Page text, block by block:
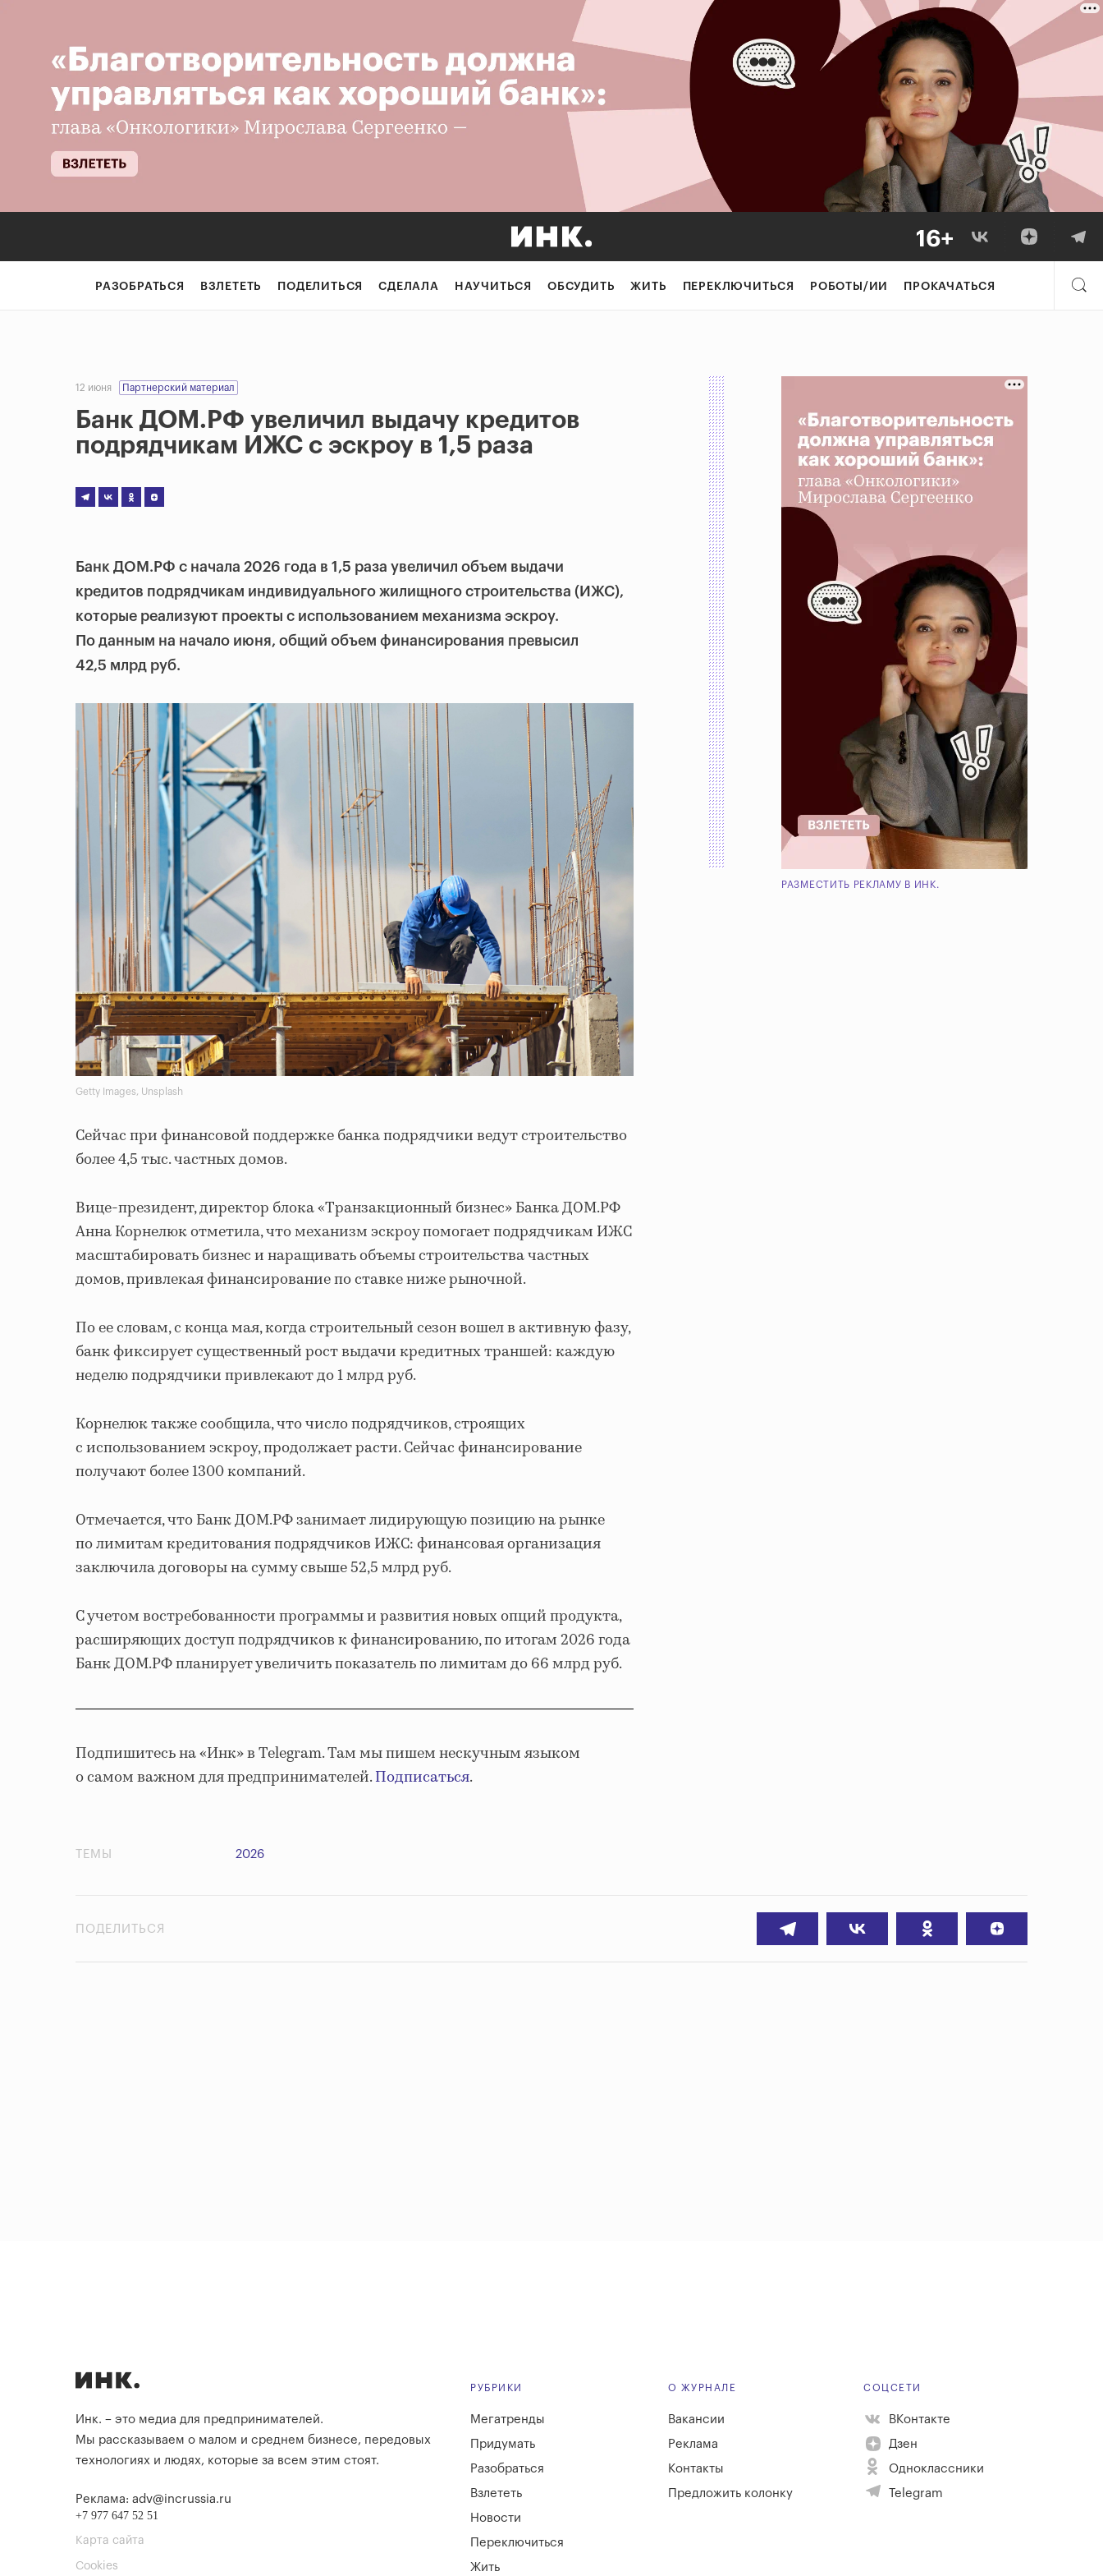
РАЗОБРАТЬСЯ ВЗЛЕТЕТЬ ПОДЕЛИТЬСЯ СДЕЛАЛА НАУЧИТЬСЯ ОБСУДИТЬ ЖИТЬ ПЕРЕКЛЮЧИТЬСЯ РОБОТЫ/ИИ ПРОКАЧАТЬСЯ
12 июня Партнерский материал
Банк ДОМ.РФ увеличил выдачу кредитов
подрядчикам ИЖС с эскроу в 1,5 раза
Банк ДОМ.РФ с начала 2026 года в 1,5 раза увеличил объем выдачи
кредитов подрядчикам индивидуального жилищного строительства (ИЖС),
которые реализуют проекты с использованием механизма эскроу.
По данным на начало июня, общий объем финансирования превысил
42,5 млрд руб.
Getty Images, Unsplash
Сейчас при финансовой поддержке банка подрядчики ведут строительство
более 4,5 тыс. частных домов.
Вице-президент, директор блока «Транзакционный бизнес» Банка ДОМ.РФ
Анна Корнелюк отметила, что механизм эскроу помогает подрядчикам ИЖС
масштабировать бизнес и наращивать объемы строительства частных
домов, привлекая финансирование по ставке ниже рыночной.
По ее словам, с конца мая, когда строительный сезон вошел в активную фазу,
банк фиксирует существенный рост выдачи кредитных траншей: каждую
неделю подрядчики привлекают до 1 млрд руб.
Корнелюк также сообщила, что число подрядчиков, строящих
с использованием эскроу, продолжает расти. Сейчас финансирование
получают более 1300 компаний.
Отмечается, что Банк ДОМ.РФ занимает лидирующую позицию на рынке
по лимитам кредитования подрядчиков ИЖС: финансовая организация
заключила договоры на сумму свыше 52,5 млрд руб.
С учетом востребованности программы и развития новых опций продукта,
расширяющих доступ подрядчиков к финансированию, по итогам 2026 года
Банк ДОМ.РФ планирует увеличить показатель по лимитам до 66 млрд руб.
Подпишитесь на «Инк» в Telegram. Там мы пишем нескучным языком
о самом важном для предпринимателей.Подписаться.
РАЗМЕСТИТЬ РЕКЛАМУ В ИНК.
ТЕМЫ 2026
ПОДЕЛИТЬСЯ
Инк. – это медиа для предпринимателей.
Мы рассказываем о малом и среднем бизнесе, передовых
технологиях и людях, которые за всем этим стоят.
Реклама: adv@incrussia.ru
+7 977 647 52 51
Карта сайта
Cookies
РУБРИКИ
Мегатренды
Придумать
Разобраться
Взлететь
Новости
Переключиться
Жить
О ЖУРНАЛЕ
Вакансии
Реклама
Контакты
Предложить колонку
СОЦСЕТИ
ВКонтакте
Дзен
Одноклассники
Telegram